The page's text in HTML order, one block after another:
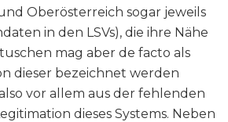
Oberösterreich sogar jeweils
in den LSVs), die ihre Nähe
mag aber de facto als
dieser bezeichnet werden
vor allem aus der fehlenden
dieses Systems. Neben